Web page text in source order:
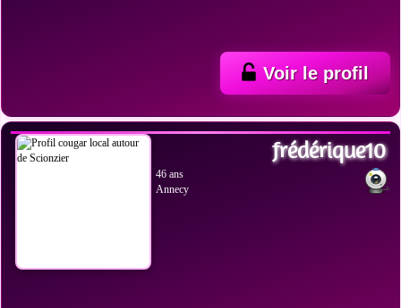
Voir le profil
frédérique10
46 ans
Annecy